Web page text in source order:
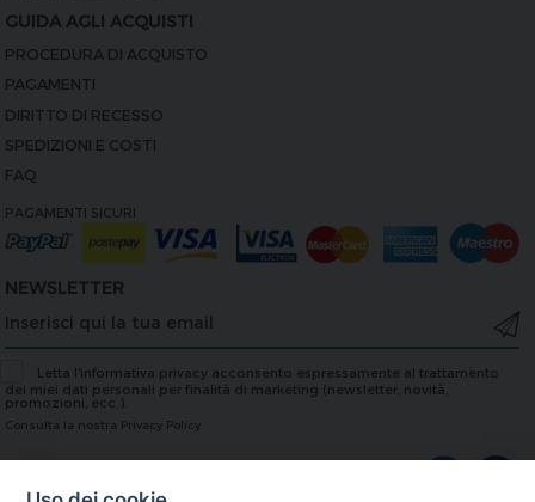
GUIDA AGLI ACQUISTI
PROCEDURA DI ACQUISTO
PAGAMENTI
DIRITTO DI RECESSO
SPEDIZIONI E COSTI
FAQ
PAGAMENTI SICURI
NEWSLETTER
Letta l’informativa privacy acconsento espressamente al trattamento
dei miei dati personali per finalità di marketing (newsletter, novità,
promozioni, ecc.).
Consulta la nostra Privacy Policy